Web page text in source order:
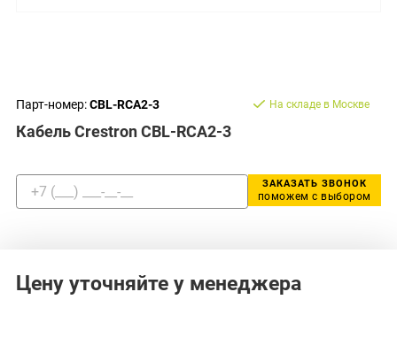
Парт-номер:CBL-RCA2-3
Кабель Crestron CBL-RCA2-3
На складе в Москве
ЗАКАЗАТЬ ЗВОНОК
поможем с выбором
Цену уточняйте у менеджера